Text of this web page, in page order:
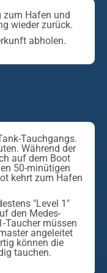
zum Hafen und
wieder zurück.
abholen.
Tauchgangs.
Während der
auf dem Boot
50-minütigen
kehrt zum Hafen
"Level 1"
den Medes-
Taucher müssen
angeleitet
können die
tauchen.